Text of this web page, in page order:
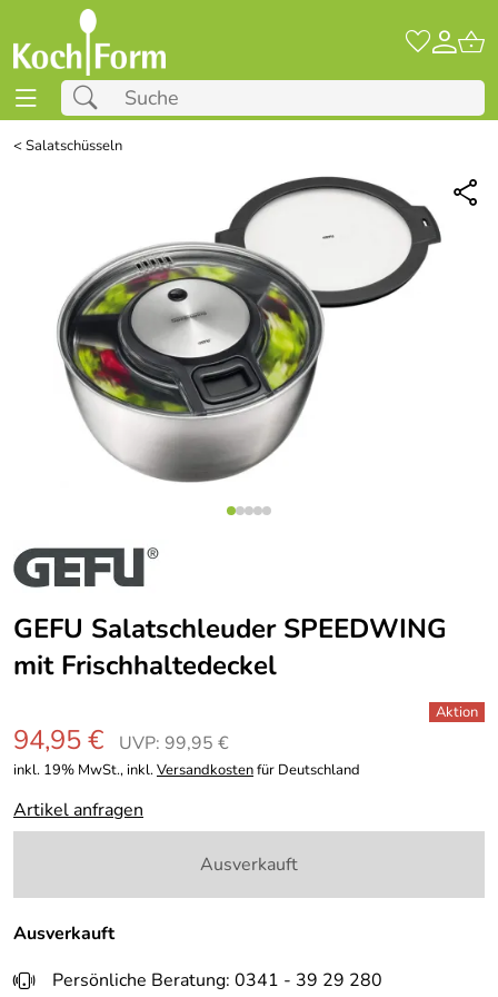
<Salatschüsseln
GEFU Salatschleuder SPEEDWING
mit Frischhaltedeckel
94,95 € UVP: 99,95 €
inkl. 19% MwSt., inkl.Versandkostenfür Deutschland
Artikel anfragen
Ausverkauft
Ausverkauft
Persönliche Beratung: 0341 - 39 29 280